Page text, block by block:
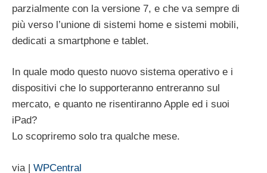
parzialmente con la versione 7, e che va sempre di
più verso l’unione di sistemi home e sistemi mobili,
dedicati a smartphone e tablet.
In quale modo questo nuovo sistema operativo e i
dispositivi che lo supporteranno entreranno sul
mercato, e quanto ne risentiranno Apple ed i suoi
iPad?
Lo scopriremo solo tra qualche mese.
via | WPCentral